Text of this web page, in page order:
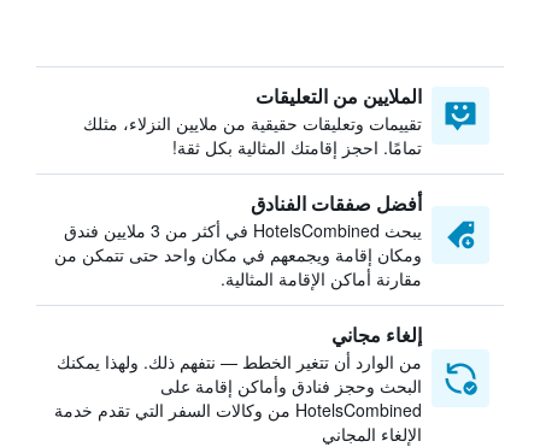
الملايين من التعليقات
تقييمات وتعليقات حقيقية من ملايين النزلاء، مثلك
تمامًا. احجز إقامتك المثالية بكل ثقة!
أفضل صفقات الفنادق
يبحث HotelsCombined في أكثر من 3 ملايين فندق
ومكان إقامة ويجمعهم في مكان واحد حتى تتمكن من
مقارنة أماكن الإقامة المثالية.
إلغاء مجاني
من الوارد أن تتغير الخطط — نتفهم ذلك. ولهذا يمكنك
البحث وحجز فنادق وأماكن إقامة على
HotelsCombined من وكالات السفر التي تقدم خدمة
الإلغاء المجاني